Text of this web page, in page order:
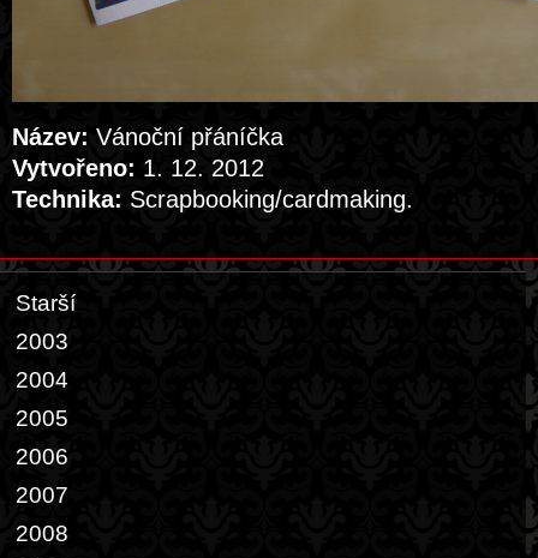
Název: Vánoční přáníčka
Vytvořeno: 1. 12. 2012
Technika: Scrapbooking/cardmaking.
Starší
2003
2004
2005
2006
2007
2008